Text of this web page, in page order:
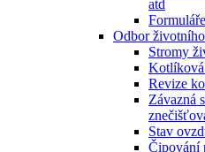
atd
Odbor
Stromy
Kotlíková
Revize
Závazná
Stav
Čipování